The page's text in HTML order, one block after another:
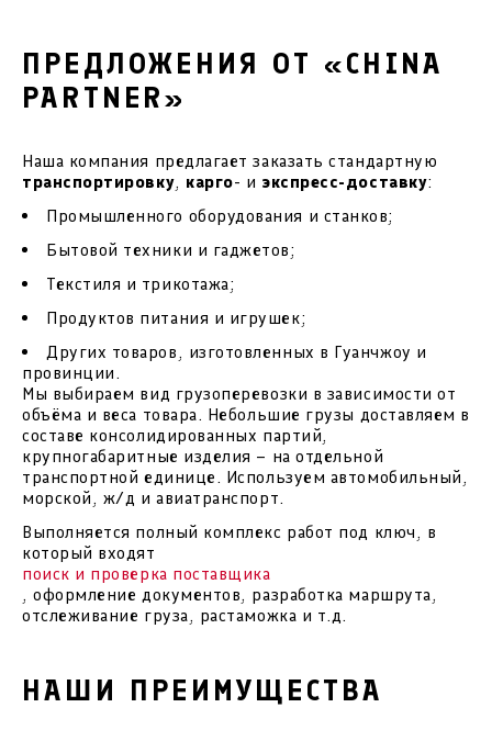
ПРЕДЛОЖЕНИЯ ОТ «CHINA
PARTNER»
Наша компания предлагает заказать стандартную
транспортировку, карго- и экспресс-доставку:
Промышленного оборудования и станков;
Бытовой техники и гаджетов;
Текстиля и трикотажа;
Продуктов питания и игрушек;
Других товаров, изготовленных в Гуанчжоу и
провинции.
Мы выбираем вид грузоперевозки в зависимости от
объёма и веса товара. Небольшие грузы доставляем в
составе консолидированных партий,
крупногабаритные изделия – на отдельной
транспортной единице. Используем автомобильный,
морской, ж/д и авиатранспорт.
Выполняется полный комплекс работ под ключ, в
который входят
поиск и проверка поставщика
, оформление документов, разработка маршрута,
отслеживание груза, растаможка и т.д.
НАШИ ПРЕИМУЩЕСТВА